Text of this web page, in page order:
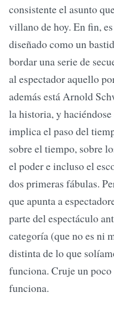
consistente el asunto
villano de hoy. En fin,
diseñado como un
bordar una serie de
al espectador aquello
además está Arnold
la historia, y
implica el paso del
sobre el tiempo, sobre
el poder e incluso el
dos primeras fábulas.
que apunta a
parte del espectáculo
categoría (que no es ni
distinta de lo que
funciona. Cruje un
funciona.